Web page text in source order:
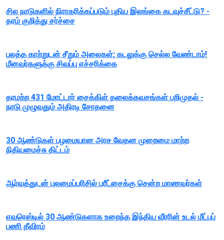
சில நாடுகளில் நிராகரிக்கப்படும் புதிய இலங்கை கடவுச்சீட்டு? -
தரம் குறித்து சர்ச்சை
பலத்த காற்றுடன் சீறும் அலைகள்; கடலுக்கு செல்ல வேண்டாம்!
மீனவர்களுக்கு சிவப்பு எச்சரிக்கை
தரமற்ற 431 மோட்டார் சைக்கிள் தலைக்கவசங்கள் பறிமுதல் -
நாடு முழுவதும் அதிரடி சோதனை
30 ஆண்டுகள் பழமையான அரச வேதன முறைமை மாற்ற
நிதியமைச்சு திட்டம்
ஆர்வத்துடன் புலமைப்பரிசில் பரீட்சைக்கு சென்ற மாணவர்கள்
எவரெஸ்டில் 30 ஆண்டுகளாக உறைந்த இந்திய வீரரின் உடல் மீட்புப்
பணி தீவிரம்